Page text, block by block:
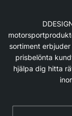
sortiment
prisbelönta
hjälpa dig hitta